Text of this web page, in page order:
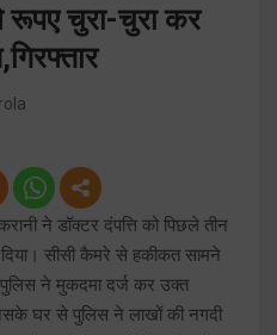
रूपए चुरा-चुरा कर
ने डॉक्टर दंपत्ति को पिछले तीन
सीसी कैमरे से हकीकत सामने
पुलिस ने मुकदमा दर्ज कर उक्त
घर से पुलिस ने लाखों की नगदी